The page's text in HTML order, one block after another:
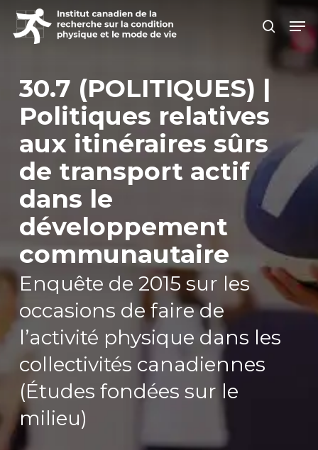
Skip
content
search
30.7 (POLITIQUES) |
Politiques relatives
aux itinéraires sûrs
de transport actif
dans le
développement
communautaire
Enquête de 2015 sur les
occasions de faire de
l’activité physique dans les
collectivités canadiennes
(Études fondées sur le
milieu)
Close
Menu